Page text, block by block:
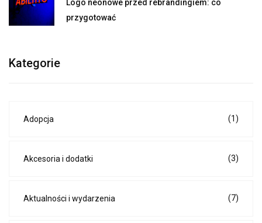
Logo neonowe przed rebrandingiem: co
przygotować
Kategorie
Adopcja (1)
Akcesoria i dodatki (3)
Aktualności i wydarzenia (7)